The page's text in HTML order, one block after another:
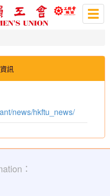
訊
news/hkftu_news/
：